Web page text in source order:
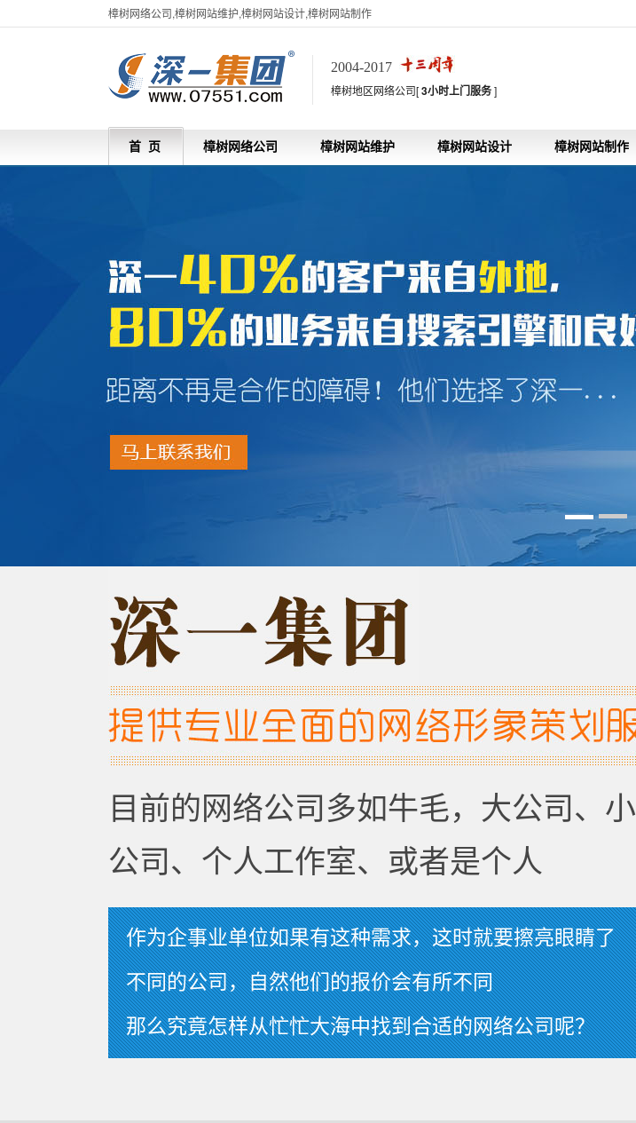
樟树网络公司,樟树网站维护,樟树网站设计,樟树网站制作
2004-2017
樟树地区网络公司[3小时上门服务]
首 页 樟树网络公司 樟树网站维护 樟树网站设计 樟树网站制作
目前的网络公司多如牛毛，大公司、小
公司、个人工作室、或者是个人
作为企事业单位如果有这种需求，这时就要擦亮眼睛了
不同的公司，自然他们的报价会有所不同
那么究竟怎样从忙忙大海中找到合适的网络公司呢？